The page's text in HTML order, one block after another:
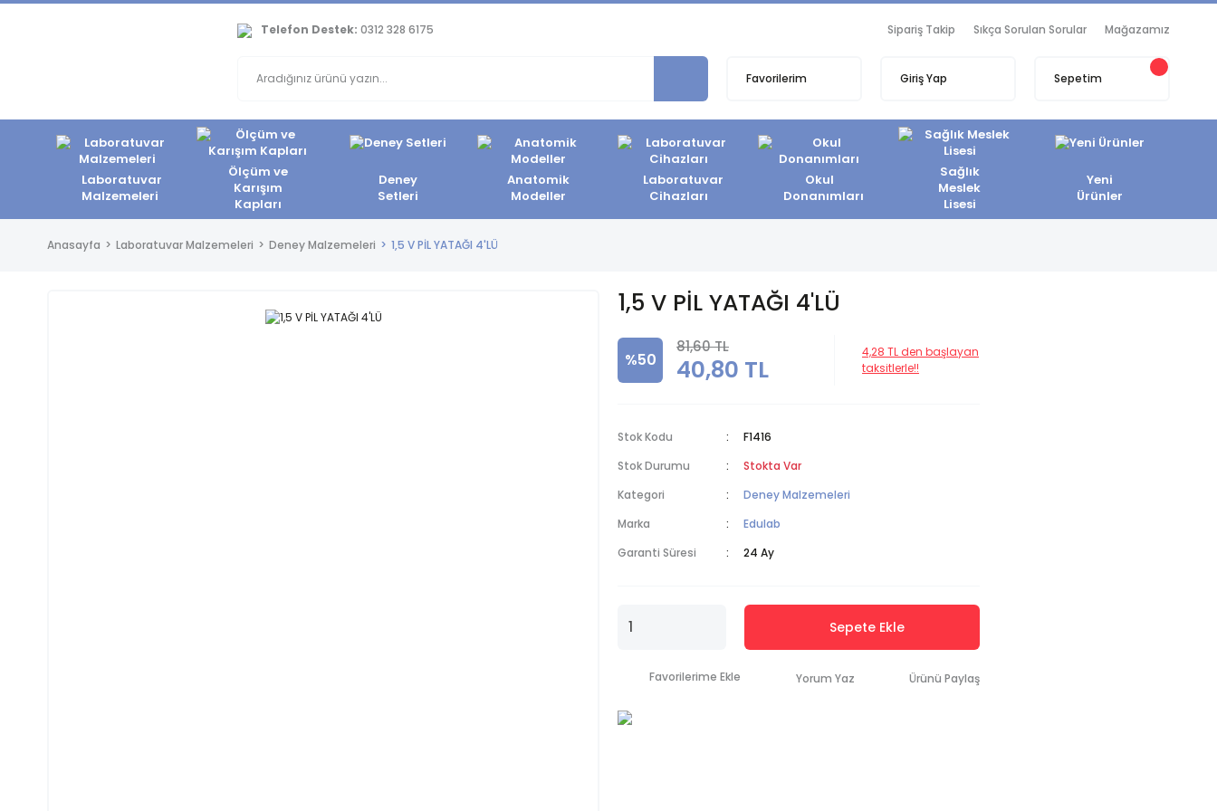
Telefon Destek: 0312 328 6175 Sipariş Takip Sıkça Sorulan Sorular Mağazamız
Favorilerim Giriş Yap Sepetim
Laboratuvar
Malzemeleri
Ölçüm ve
Karışım
Kapları
Deney
Setleri
Anatomik
Modeller
Laboratuvar
Cihazları
Okul
Donanımları
Sağlık
Meslek
Lisesi
Yeni
Ürünler
Anasayfa Laboratuvar Malzemeleri Deney Malzemeleri 1,5 V PİL YATAĞI 4'LÜ
1,5 V PİL YATAĞI 4'LÜ
%50
81,60 TL
40,80 TL
4,28 TL den başlayan
taksitlerle!!
Stok Kodu
F1416
Stok Durumu
Stokta Var
Kategori
Deney Malzemeleri
Marka
Edulab
Garanti Süresi
24 Ay
Sepete Ekle
Yorum Yaz Ürünü Paylaş